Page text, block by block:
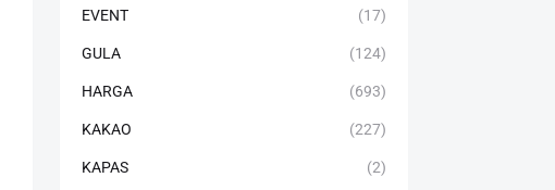
EVENT (17)
GULA (124)
HARGA (693)
KAKAO (227)
KAPAS (2)